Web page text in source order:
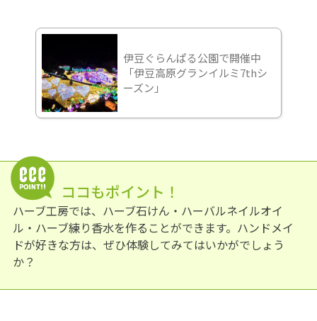
伊豆ぐらんぱる公園で開催中
「伊豆高原グランイルミ7thシ
ーズン」
ココもポイント！
ハーブ工房では、ハーブ石けん・ハーバルネイルオイ
ル・ハーブ練り香水を作ることができます。ハンドメイ
ドが好きな方は、ぜひ体験してみてはいかがでしょう
か？